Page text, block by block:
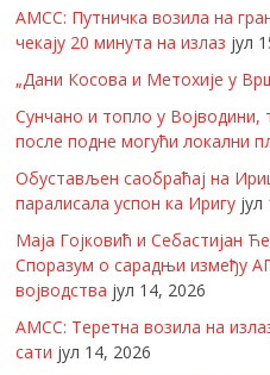
АМСС: Путничка возила на
чекају 20 минута на излаз јул
„Дани Косова и Метохије у
Сунчано и топло у Војводини,
после подне могући локални
Обустављен саобраћај на
паралисала успон ка Иригу
Маја Гојковић и Себастијан
Споразум о сарадњи између
војводства јул 14, 2026
АМСС: Теретна возила на
сати јул 14, 2026